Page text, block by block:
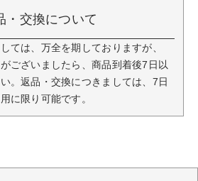
・交換について
ては、万全を期しておりますが、
ございましたら、商品到着後7日以
。返品・交換につきましては、7日
に限り可能です。